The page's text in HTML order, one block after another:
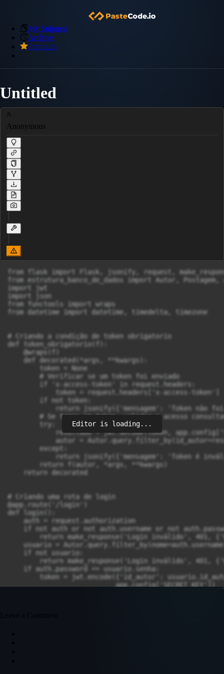
My Snippets
Archive
Premium
Untitled
Anonymous
from flask import Flask, jsonify, request,
from estrutura_banco_de_dados import Autor, Postagem,
import jwt
import json
from functools import wraps
from datetime import datetime, timedelta, timezone
# Criando a condição de token obrigatorio
def token_obrigatorio(f):
    @wraps(f)
    def decorated(*args, **kwargs):
        token = None
        # Verificar se um token foi enviado
        if 'x-access-token' in request.headers:
            token = request.headers['x-access-token']
        if not token:
return jsonify({'mensagem': 'Token não
# Se temos um token, validar o acesso
        try:
resultado = jwt.decode(token,
autor =
        except:
return jsonify({'mensagem': 'Token é
        return f(autor, *args, **kwargs)
    return decorated
# Criando uma rota de login
@app.route('/login')
def login():
    auth = request.authorization
if not auth or not auth.username or not
return make_response('Login inválido', 401,
usuario =
    if not usuario:
return make_response('Login inválido', 401,
    if auth.password == usuario.senha:
token = jwt.encode({'id_autor':
                           app.config['SECRET_KEY'])
Editor is loading...